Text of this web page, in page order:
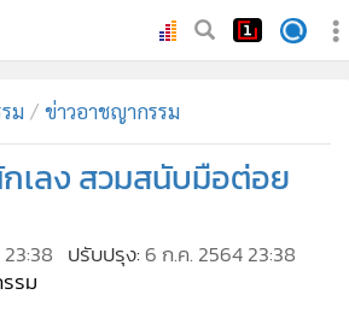
ม ข่าวอาชญากรรม
เลง สวมสนับมือต่อย
ปรับปรุง:6 ก.ค. 2564 23:38
รม